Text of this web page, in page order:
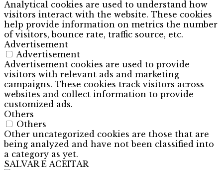
Analytical cookies are used to understand how
visitors interact with the website. These cookies
help provide information on metrics the number
of visitors, bounce rate, traffic source, etc.
Advertisement
Advertisement
Advertisement cookies are used to provide
visitors with relevant ads and marketing
campaigns. These cookies track visitors across
websites and collect information to provide
customized ads.
Others
Others
Other uncategorized cookies are those that are
being analyzed and have not been classified into
a category as yet.
SALVAR E ACEITAR